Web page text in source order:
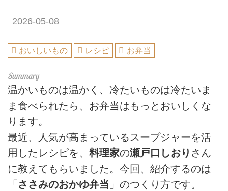
2026-05-08
おいしいもの レシピ お弁当
温かいものは温かく、冷たいものは冷たいま
ま食べられたら、お弁当はもっとおいしくな
ります。
最近、人気が高まっているスープジャーを活
用したレシピを、 料理家の瀬戸口しおり さん
に教えてもらいました。今回、紹介するのは
「 ささみのおかゆ弁当 」のつくり方です。